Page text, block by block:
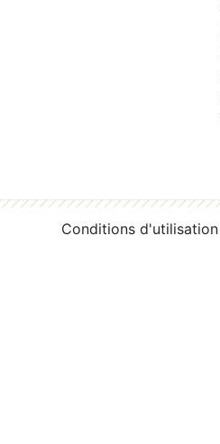
Conditions d'utilisation